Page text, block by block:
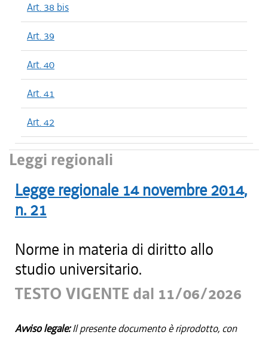
Art. 38 bis
Art. 39
Art. 40
Art. 41
Art. 42
Leggi regionali
Legge regionale 14 novembre 2014,
n. 21
Norme in materia di diritto allo
studio universitario.
TESTO VIGENTE dal 11/06/2026
Avviso legale:Il presente documento è riprodotto, con